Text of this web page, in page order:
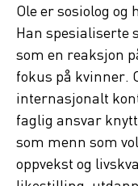
Ole er sosiolog og
Han spesialiserte
som en reaksjon
fokus på kvinner.
internasjonalt
faglig ansvar
som menn som
oppvekst og